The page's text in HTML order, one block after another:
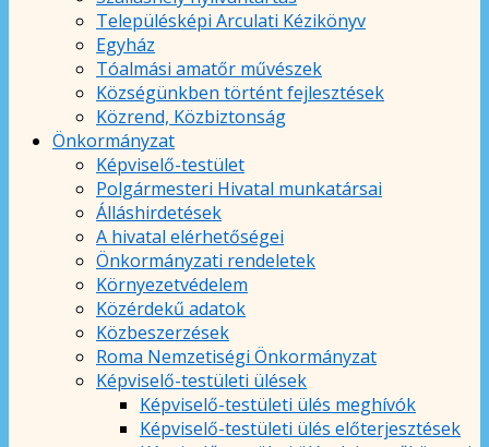
Településképi Arculati Kézikönyv
Egyház
Tóalmási amatőr művészek
Községünkben történt fejlesztések
Közrend, Közbiztonság
Önkormányzat
Képviselő-testület
Polgármesteri Hivatal munkatársai
Álláshirdetések
A hivatal elérhetőségei
Önkormányzati rendeletek
Környezetvédelem
Közérdekű adatok
Közbeszerzések
Roma Nemzetiségi Önkormányzat
Képviselő-testületi ülések
Képviselő-testületi ülés meghívók
Képviselő-testületi ülés előterjesztések